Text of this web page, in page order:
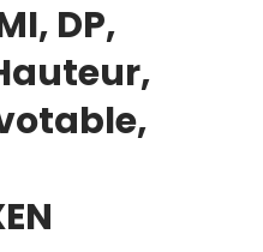
DP,